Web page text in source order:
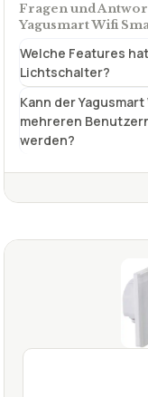
Fragen und
Yagusmart Wifi
Welche Features
Lichtschalter?
Kann der
mehreren
werden?